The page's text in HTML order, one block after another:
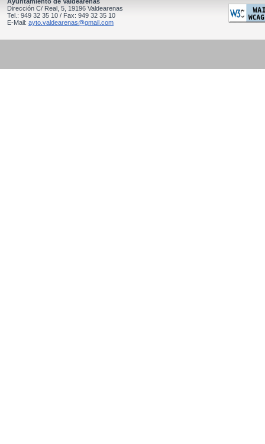
Dirección C/ Real, 5, 19196 Valdearenas
Tel.: 949 32 35 10 / Fax: 949 32 35 10
E-Mail: ayto.valdearenas@gmail.com